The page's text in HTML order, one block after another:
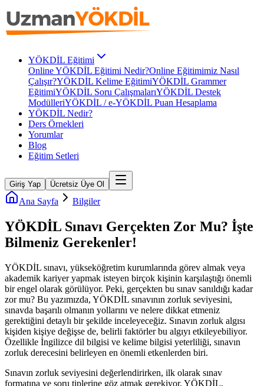
YÖKDİL Eğitimi
Online YÖKDİL Eğitimi Nedir?Online Eğitimimiz Nasıl
Çalışır?YÖKDİL Kelime EğitimiYÖKDİL Grammer
EğitimiYÖKDİL Soru ÇalışmalarıYÖKDİL Destek
ModülleriYÖKDİL / e-YÖKDİL Puan Hesaplama
YÖKDİL Nedir?
Ders Örnekleri
Yorumlar
Blog
Eğitim Setleri
Giriş Yap Ücretsiz Üye Ol
Ana Sayfa Bilgiler
YÖKDİL Sınavı Gerçekten Zor Mu? İşte
Bilmeniz Gerekenler!
YÖKDİL sınavı, yükseköğretim kurumlarında görev almak veya
akademik kariyer yapmak isteyen birçok kişinin karşılaştığı önemli
bir engel olarak görülüyor. Peki, gerçekten bu sınav sanıldığı kadar
zor mu? Bu yazımızda, YÖKDİL sınavının zorluk seviyesini,
sınavda başarılı olmanın yollarını ve nelere dikkat etmeniz
gerektiğini detaylı bir şekilde inceleyeceğiz. Sınavın zorluk algısı
kişiden kişiye değişse de, belirli faktörler bu algıyı etkileyebiliyor.
Özellikle İngilizce dil bilgisi ve kelime bilgisi yeterliliği, sınavın
zorluk derecesini belirleyen en önemli etkenlerden biri.
Sınavın zorluk seviyesini değerlendirirken, ilk olarak sınav
formatına ve soru tiplerine göz atmak gerekiyor. YÖKDİL,